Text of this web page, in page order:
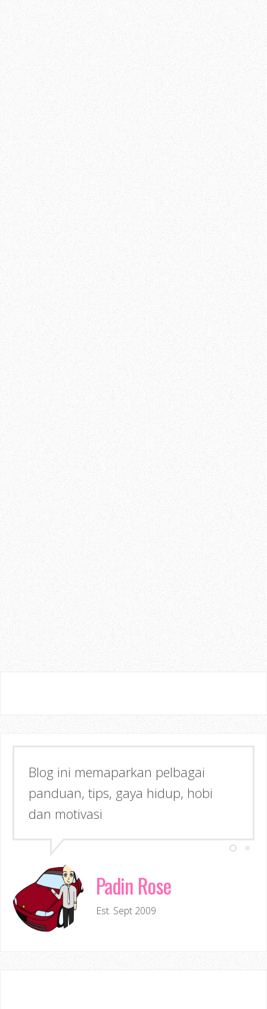
datang lambat dari saya masih boleh
dari saya? Kalau macam ni, datang pukul
boleh renew!!!"
Pegawai 1 menjawab "Saya buat
tu potong barisan".. "Abes, kenapa
kalau sesiapa je boleh masuk potong
Lain kali saya masuk je sini, saya
boleh?!!"
Masa tu orang yang ada dalam
tertumpu pada aku. Nak pikir malu,
malukan, diorang bukan kenal aku.
bersuara, "encik, kalau tak suka,
tempat lain yang encik rasa selesa,
pelanggan macam encik"
"Kalau tak dapat layan pelanggan, tak
pelanggan, jangan buat
pejabat pos nih.." dan aku terus
berlawan dengan orang yang
perkhidmatan, barangkali.
Bagi aku, pelanggan akan menggunakan
ada. Kalau bangunan besar,
boleh nak selesakan pelanggan,
cerita. Taklah pelanggan pening
mungkin bagi sesetengah pihak, perkara
biasa, tapi bagi aku, memang aku
berterus terang sahaja pada kaunter.
Ada 2 - 3 insiden yang melibatkan aku
Johor Bahru amat mengecewakan. Apa
Blog ini memaparkan pelbagai
panduan, tips, gaya hidup, hobi
dan motivasi
Padin Rose
Est. Sept 2009